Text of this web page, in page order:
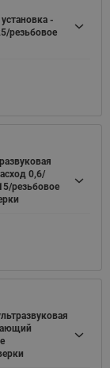
-
резьбовое
0,6/
резьбовое